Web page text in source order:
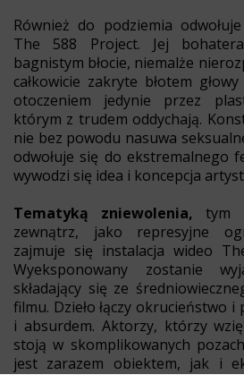
Również do podziemia
The 588 Project. Jej
bagnistym błocie, niemalże
całkowicie zakryte błotem
otoczeniem jedynie przez
którym z trudem oddychają.
nie bez powodu nasuwa
odwołuje się do ekstremalnego
wywodzi się idea i koncepcja
Tematyką zniewolenia, tym
zewnątrz, jako represyjne
zajmuje się instalacja wideo
Wyeksponowany zostanie
składający się ze
filmu. Dzieło łączy okrucieństwo
i absurdem. Aktorzy, którzy
stoją w skomplikowanych
jest zarazem obiektem, jak i